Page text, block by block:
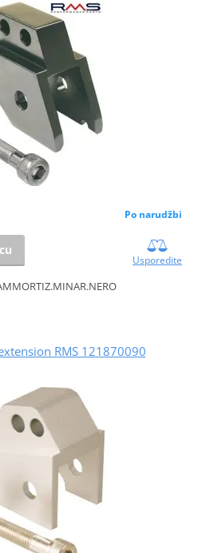
Po narudžbi
Usporedite
RMS 121870090